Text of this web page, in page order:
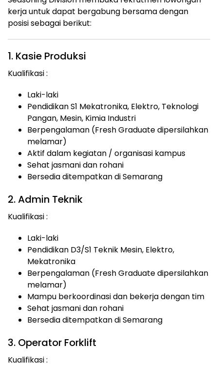
kerja untuk dapat bergabung bersama dengan
posisi sebagai berikut:
1. Kasie Produksi
Kualifikasi :
Laki-laki
Pendidikan S1 Mekatronika, Elektro, Teknologi
Pangan, Mesin, Kimia Industri
Berpengalaman (Fresh Graduate dipersilahkan
melamar)
Aktif dalam kegiatan / organisasi kampus
Sehat jasmani dan rohani
Bersedia ditempatkan di Semarang
2. Admin Teknik
Kualifikasi :
Laki-laki
Pendidikan D3/S1 Teknik Mesin, Elektro,
Mekatronika
Berpengalaman (Fresh Graduate dipersilahkan
melamar)
Mampu berkoordinasi dan bekerja dengan tim
Sehat jasmani dan rohani
Bersedia ditempatkan di Semarang
3. Operator Forklift
Kualifikasi :